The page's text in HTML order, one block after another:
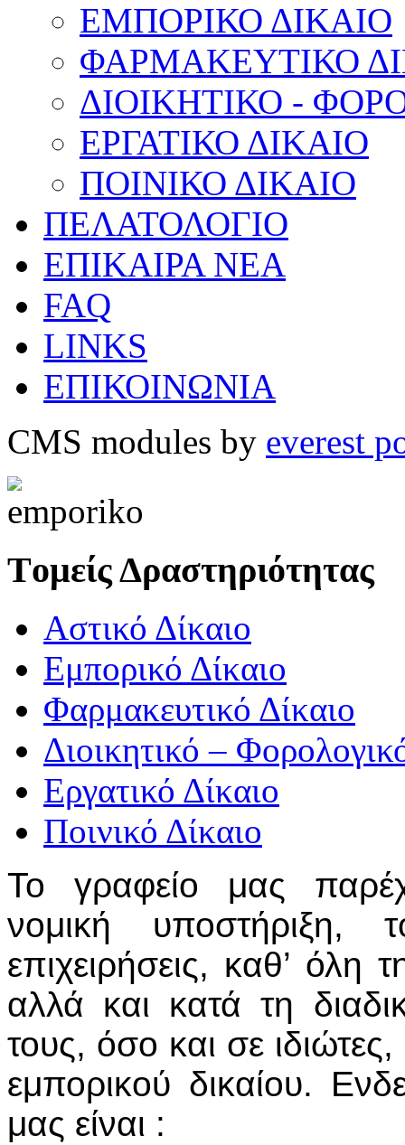
ΕΜΠΟΡΙΚΟ ΔΙΚΑΙΟ
ΦΑΡΜΑΚΕΥΤΙΚΟ
ΔΙΟΙΚΗΤΙΚΟ -
ΕΡΓΑΤΙΚΟ ΔΙΚΑΙΟ
ΠΟΙΝΙΚΟ ΔΙΚΑΙΟ
ΠΕΛΑΤΟΛΟΓΙΟ
ΕΠΙΚΑΙΡΑ ΝΕΑ
FAQ
LINKS
ΕΠΙΚΟΙΝΩΝΙΑ
CMS modules by everest
Tομείς Δραστηριότητας
Αστικό Δίκαιο
Εμπορικό Δίκαιο
Φαρμακευτικό Δίκαιο
Διοικητικό –
Εργατικό Δίκαιο
Ποινικό Δίκαιο
Το γραφείο μας
νομική υποστήριξη,
επιχειρήσεις, καθ’ όλη
αλλά και κατά τη
τους, όσο και σε
εμπορικού δικαίου.
μας είναι :